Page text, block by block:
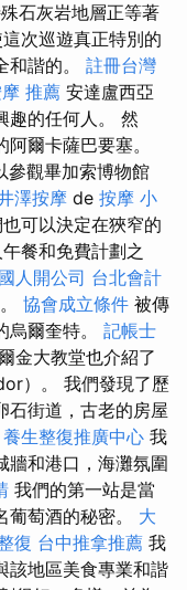
石灰岩地層正等著
次巡遊真正特別的
和諧的。 註冊台灣
推薦 安達盧西亞
趣的任何人。 然
爾卡薩巴要塞。
參觀畢加索博物館
澤按摩 de 按摩 小
可以決定在狹窄的
餐和免費計劃之
人開公司 台北會計
協會成立條件 被傳
烏爾奎特。 記帳士
金大教堂也介紹了
）。 我們發現了歷
石街道，古老的房屋
養生整復推廣中心 我
牆和港口，海灘氛圍
我們的第一站是當
萄酒的秘密。 大
復 台中推拿推薦 我
該地區美食專業和諧